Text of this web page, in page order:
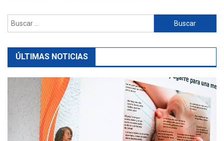
Buscar:
ÚLTIMAS NOTICIAS